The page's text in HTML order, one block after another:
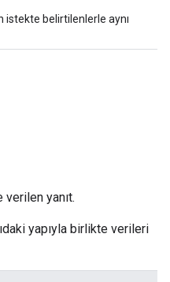
istekte belirtilenlerle aynı
verilen yanıt.
yapıyla birlikte verileri